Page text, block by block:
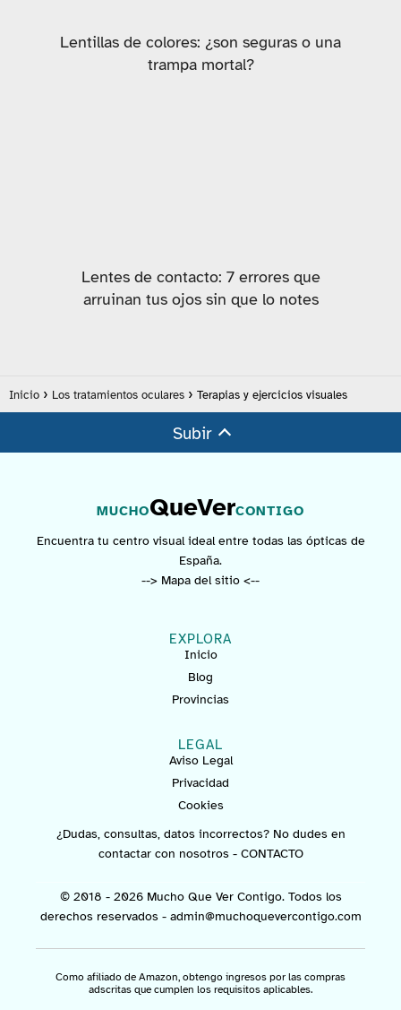
Lentillas de colores: ¿son seguras o una
trampa mortal?
Lentes de contacto: 7 errores que
arruinan tus ojos sin que lo notes
Inicio Los tratamientos oculares Terapias y ejercicios visuales
Subir
MUCHOQueVerCONTIGO
Encuentra tu centro visual ideal entre todas las ópticas de
España.
--> Mapa del sitio <--
EXPLORA
Inicio
Blog
Provincias
LEGAL
Aviso Legal
Privacidad
Cookies
¿Dudas, consultas, datos incorrectos? No dudes en
contactar con nosotros - CONTACTO
© 2018 - 2026 Mucho Que Ver Contigo. Todos los
derechos reservados - admin@muchoquevercontigo.com
Como afiliado de Amazon, obtengo ingresos por las compras
adscritas que cumplen los requisitos aplicables.